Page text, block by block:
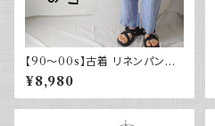
【90～00s】古着 リネンパンツ
ストライプ ライトブルー 夏 スラ
ックス
¥8,980